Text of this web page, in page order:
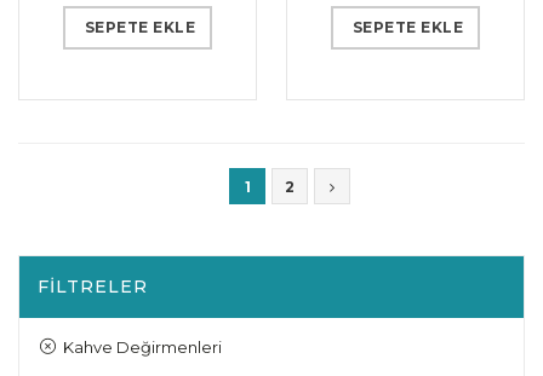
SEPETE EKLE SEPETE EKLE
1 2
FILTRELER
Kahve Değirmenleri